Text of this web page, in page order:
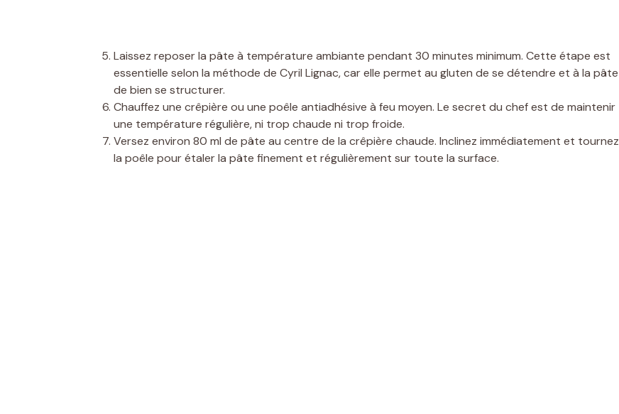
Laissez reposer la pâte à température ambiante pendant 30 minutes minimum. Cette étape est
essentielle selon la méthode de Cyril Lignac, car elle permet au gluten de se détendre et à la pâte
de bien se structurer.
Chauffez une crêpière ou une poêle antiadhésive à feu moyen. Le secret du chef est de maintenir
une température régulière, ni trop chaude ni trop froide.
Versez environ 80 ml de pâte au centre de la crêpière chaude. Inclinez immédiatement et tournez
la poêle pour étaler la pâte finement et régulièrement sur toute la surface.